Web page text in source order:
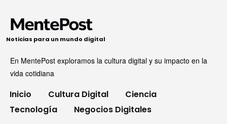
Noticias para un mundo digital
En MentePost exploramos la cultura digital y su impacto en la
vida cotidiana
Inicio Cultura Digital
Ciencia
Tecnología
Negocios Digitales